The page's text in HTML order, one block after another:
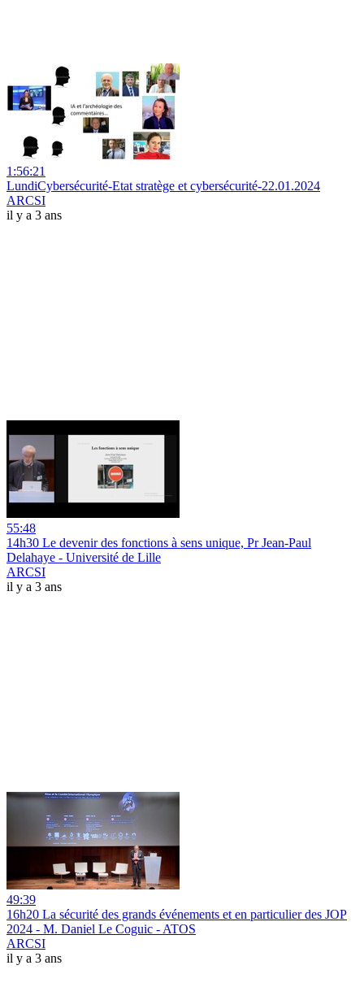
1:56:21
LundiCybersécurité-Etat stratège et cybersécurité-22.01.2024
ARCSI
il y a 3 ans
55:48
14h30 Le devenir des fonctions à sens unique, Pr Jean-Paul
Delahaye - Université de Lille
ARCSI
il y a 3 ans
49:39
16h20 La sécurité des grands événements et en particulier des JOP
2024 - M. Daniel Le Coguic - ATOS
ARCSI
il y a 3 ans